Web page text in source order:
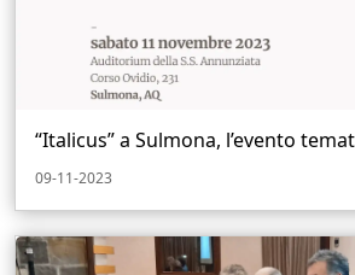
“Italicus” a Sulmona, l’evento
09-11-2023